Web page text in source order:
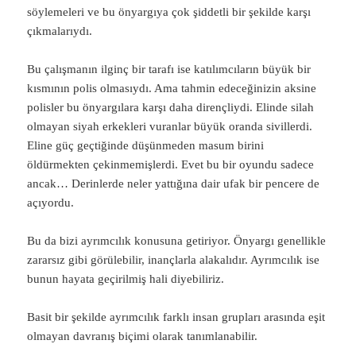
söylemeleri ve bu önyargıya çok şiddetli bir şekilde karşı
çıkmalarıydı.
Bu çalışmanın ilginç bir tarafı ise katılımcıların büyük bir
kısmının polis olmasıydı. Ama tahmin edeceğinizin aksine
polisler bu önyargılara karşı daha dirençliydi. Elinde silah
olmayan siyah erkekleri vuranlar büyük oranda sivillerdi.
Eline güç geçtiğinde düşünmeden masum birini
öldürmekten çekinmemişlerdi. Evet bu bir oyundu sadece
ancak… Derinlerde neler yattığına dair ufak bir pencere de
açıyordu.
Bu da bizi ayrımcılık konusuna getiriyor. Önyargı genellikle
zararsız gibi görülebilir, inançlarla alakalıdır. Ayrımcılık ise
bunun hayata geçirilmiş hali diyebiliriz.
Basit bir şekilde ayrımcılık farklı insan grupları arasında eşit
olmayan davranış biçimi olarak tanımlanabilir.